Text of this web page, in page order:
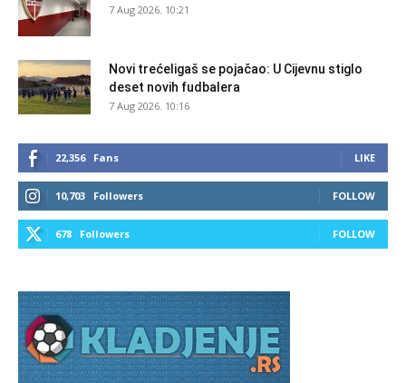
7 Aug 2026. 10:21
Novi trećeligaš se pojačao: U Cijevnu stiglo
deset novih fudbalera
7 Aug 2026. 10:16
22,356 Fans LIKE
10,703 Followers FOLLOW
678 Followers FOLLOW